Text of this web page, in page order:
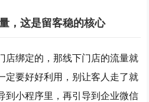
，这是留客稳的核心
店绑定的，那线下门店的流量就
定要好好利用，别让客人走了就
到小程序里，再引导到企业微信